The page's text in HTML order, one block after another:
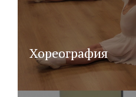
Хореография